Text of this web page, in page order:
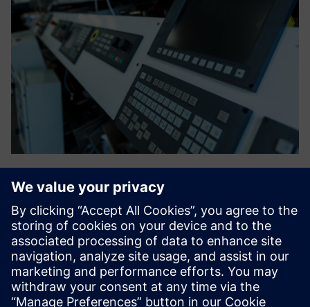
Denne forbedringen gir et nytt perspektiv og dimensjon til
tradisjonell planlegging, noe som muliggjør en nøyaktig
tildeling av spesifikke operatører til deres utpekte
maskiner, noe som er spesielt nyttig i cellulær produksjon.
De...
Lær mer